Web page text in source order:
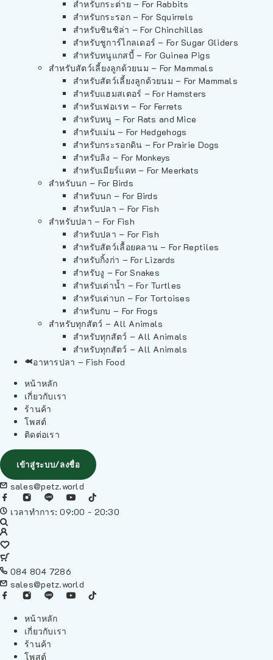
สำหรับกระต่าย – For Rabbits
สำหรับกระรอก – For Squirrels
สำหรับชินชิล่า – For Chinchillas
สำหรับชูการ์ไกลเดอร์ – For Sugar Gliders
สำหรับหนูแกสบี้ – For Guinea Pigs
สำหรับสัตว์เลี้ยงลูกด้วยนม – For Mammals
สำหรับสัตว์เลี้ยงลูกด้วยนม – For Mammals
สำหรับแฮมสเตอร์ – For Hamsters
สำหรับเฟอเรท – For Ferrets
สำหรับหนู – For Rats and Mice
สำหรับเม่น – For Hedgehogs
สำหรับกระรอกดิน – For Prairie Dogs
สำหรับลิง – For Monkeys
สำหรับเมียร์แคท – For Meerkats
สำหรับนก – For Birds
สำหรับนก – For Birds
สำหรับปลา – For Fish
สำหรับปลา – For Fish
สำหรับปลา – For Fish
สำหรับสัตว์เลื้อยคลาน – For Reptiles
สำหรับกิ้งก่า – For Lizards
สำหรับงู – For Snakes
สำหรับเต่าน้ำ – For Turtles
สำหรับเต่าบก – For Tortoises
สำหรับกบ – For Frogs
สำหรับทุกสัตว์ – All Animals
สำหรับทุกสัตว์ – All Animals
สำหรับทุกสัตว์ – All Animals
อาหารปลา – Fish Food
หน้าหลัก
เกี่ยวกับเรา
ร้านค้า
โพสต์
ติดต่อเรา
เข้าสู่ระบบ/ลงชื่อ
sales@petz.world
เวลาทำการ: 09:00 - 20:30
084 804 7286
sales@petz.world
หน้าหลัก
เกี่ยวกับเรา
ร้านค้า
โพสต์